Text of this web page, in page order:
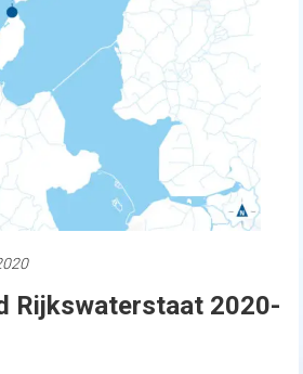
Rijkswaterstaat 2020-